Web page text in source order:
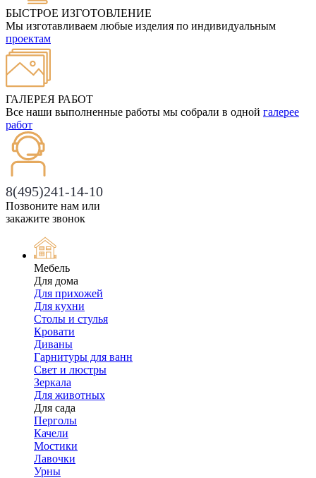
БЫСТРОЕ ИЗГОТОВЛЕНИЕ
Мы изготавливаем любые изделия по индивидуальным
проектам
ГАЛЕРЕЯ РАБОТ
Все наши выполненные работы мы собрали в одной галерее
работ
8(495)241-14-10
Позвоните нам или
закажите звонок
Мебель
Для дома
Для прихожей
Для кухни
Столы и стулья
Кровати
Диваны
Гарнитуры для ванн
Свет и люстры
Зеркала
Для животных
Для сада
Перголы
Качели
Мостики
Лавочки
Урны